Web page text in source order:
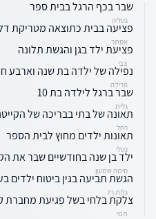
שבר בכף הרגל בבית ספר
נטליה
פציעה בבית כתוצאה מטריקת
אסתר
פציעת ילד בגן והגשת תלונה
צבי
נפילה של ילדה בת שנה וארבע
פרידה
שבר ברגל לילדה בת 10
גלית
תאונה של בתי בבריכה של
רחל
תאונות ילדים מחוץ לבית הספר
נטלי
ילד בן שנה בחודשיים שבר את
סימה שמעון
הגשת תביעה בגין ביטוח ילדים
גלית רז
צלקת בלחי בשל פגיעת מחברת
תמי